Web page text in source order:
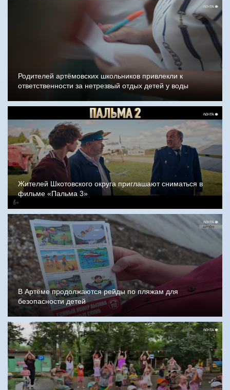
Родителей артёмовских школьников привлекли к
ответственности за нетрезвый отдых детей у воды
Жителей Шкотовского округа приглашают сниматься в
фильме «Пальма 3»
В Артёме продолжаются рейды по пляжам для
безопасности детей